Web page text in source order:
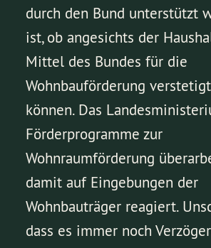
durch den Bund unterstützt
ist, ob angesichts der
Mittel des Bundes für die
Wohnbauförderung
können. Das
Förderprogramme zur
Wohnraumförderung
damit auf Eingebungen der
Wohnbauträger reagiert.
dass es immer noch